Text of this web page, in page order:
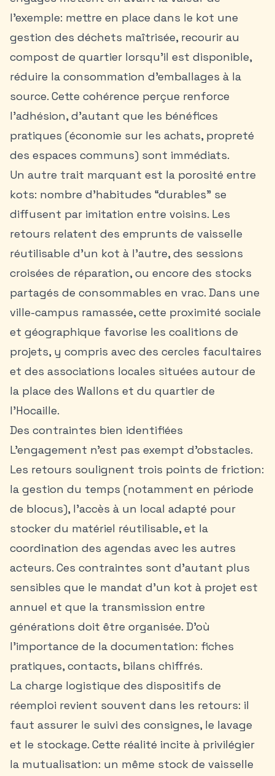
l’exemple: mettre en place dans le kot une
gestion des déchets maîtrisée, recourir au
compost de quartier lorsqu’il est disponible,
réduire la consommation d’emballages à la
source. Cette cohérence perçue renforce
l’adhésion, d’autant que les bénéfices
pratiques (économie sur les achats, propreté
des espaces communs) sont immédiats.
Un autre trait marquant est la porosité entre
kots: nombre d’habitudes “durables” se
diffusent par imitation entre voisins. Les
retours relatent des emprunts de vaisselle
réutilisable d’un kot à l’autre, des sessions
croisées de réparation, ou encore des stocks
partagés de consommables en vrac. Dans une
ville-campus ramassée, cette proximité sociale
et géographique favorise les coalitions de
projets, y compris avec des cercles facultaires
et des associations locales situées autour de
la place des Wallons et du quartier de
l’Hocaille.
Des contraintes bien identifiées
L’engagement n’est pas exempt d’obstacles.
Les retours soulignent trois points de friction:
la gestion du temps (notamment en période
de blocus), l’accès à un local adapté pour
stocker du matériel réutilisable, et la
coordination des agendas avec les autres
acteurs. Ces contraintes sont d’autant plus
sensibles que le mandat d’un kot à projet est
annuel et que la transmission entre
générations doit être organisée. D’où
l’importance de la documentation: fiches
pratiques, contacts, bilans chiffrés.
La charge logistique des dispositifs de
réemploi revient souvent dans les retours: il
faut assurer le suivi des consignes, le lavage
et le stockage. Cette réalité incite à privilégier
la mutualisation: un même stock de vaisselle